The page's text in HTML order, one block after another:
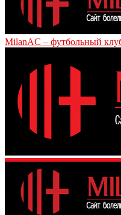
MilanAC – футбольный